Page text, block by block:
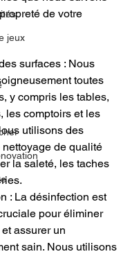
jeux
de votre
surfaces : Nous
toutes
y compris les tables,
les comptoirs et les
utilisons des
nettoyage de qualité
la saleté, les taches
: La désinfection est
pour éliminer
assurer un
sain. Nous utilisons